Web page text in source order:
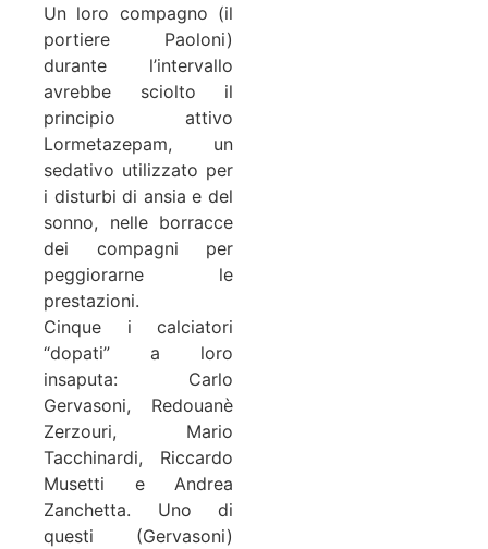
Un loro compagno (il
portiere Paoloni)
durante l’intervallo
avrebbe sciolto il
principio attivo
Lormetazepam, un
sedativo utilizzato per
i disturbi di ansia e del
sonno, nelle borracce
dei compagni per
peggiorarne le
prestazioni.
Cinque i calciatori
“dopati” a loro
insaputa: Carlo
Gervasoni, Redouanè
Zerzouri, Mario
Tacchinardi, Riccardo
Musetti e Andrea
Zanchetta. Uno di
questi (Gervasoni)